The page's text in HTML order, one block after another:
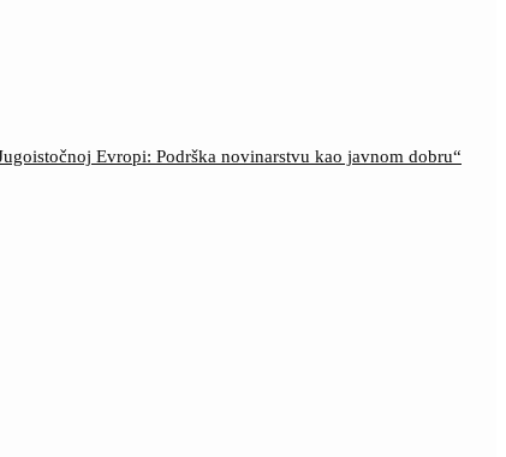
Evropi: Podrška novinarstvu kao javnom dobru“